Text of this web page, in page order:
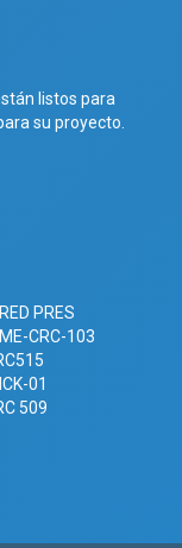
listos para
su proyecto.
PRES
CRC-103
01
509